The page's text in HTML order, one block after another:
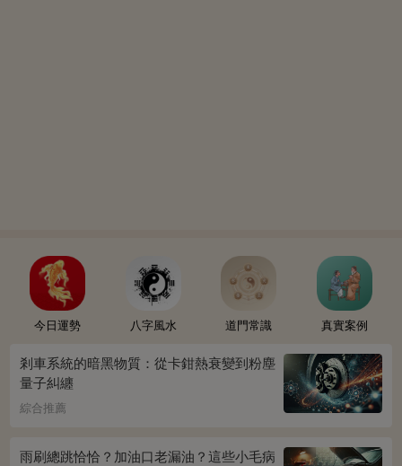
今日運勢 八字風水 道門常識 真實案例
剎車系統的暗黑物質：從卡鉗熱衰變到粉塵
量子糾纏
綜合推薦
雨刷總跳恰恰？加油口老漏油？這些小毛病